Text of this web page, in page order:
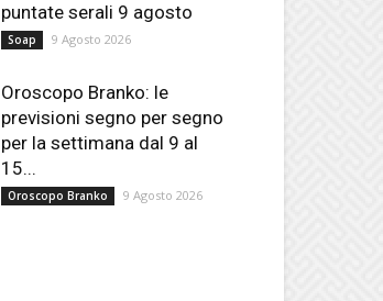
puntate serali 9 agosto
Soap 9 Agosto 2026
Oroscopo Branko: le
previsioni segno per segno
per la settimana dal 9 al
15...
Oroscopo Branko 9 Agosto 2026